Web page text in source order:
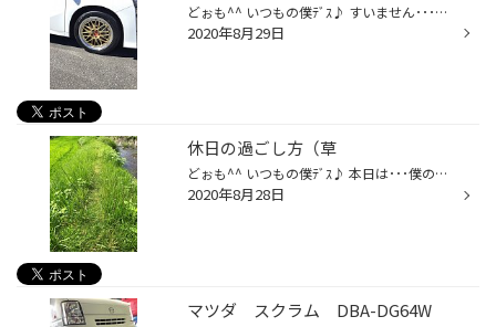
どぉも^^ いつもの僕ﾃﾞｽ♪ すいません･･･本日もネタの御開帳♪ タイトルどおり･･･ トヨタ ヴェルファイア BBS社 LM ｶﾗｰ GL-BKBD 19ｘ85+43 5/114 今回はオプションセンターキャップ（赤）とBBSのロックナット（赤） タイヤサイズ 245/45Ｒ19 ブリヂストン ＧＲＶ2 そして今回はカラーをＧＬ-ＢＫＢＤ...
2020年8月29日
休日の過ごし方（草
どぉも^^ いつもの僕ﾃﾞｽ♪ 本日は･･･僕の休日の過ごし方･･･過去にもいろいろありますがｗ おそらく･･･これも以前載せてるかな？ｗ^^; 大草･･･です>< 田んぼの周りなんですけど･･･三ケ月放置でコレです。。。 そんなことで一時間半ほど草刈り機を動かして･･･ ここまでキレイに刈りましたwww まぁ･･･全...
2020年8月28日
マツダ スクラム DBA-DG64W